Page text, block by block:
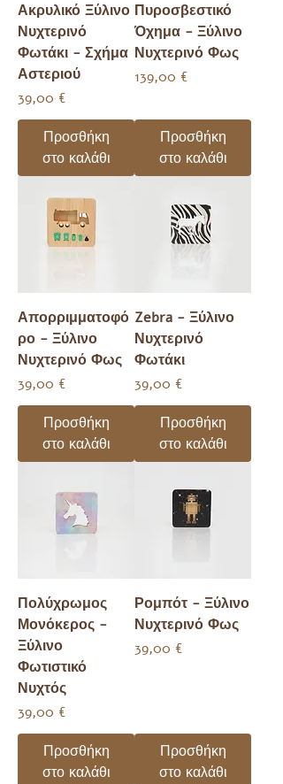
Ακρυλικό Ξύλινο
Νυχτερινό
Φωτάκι - Σχήμα
Αστεριού
Τιμή
39,00 €
Προσθήκη
στο καλάθι
Πυροσβεστικό
Όχημα - Ξύλινο
Νυχτερινό Φως
Τιμή
139,00 €
Προσθήκη
στο καλάθι
Απορριμματοφό
ρο - Ξύλινο
Νυχτερινό Φως
Τιμή
39,00 €
Προσθήκη
στο καλάθι
Zebra - Ξύλινο
Νυχτερινό
Φωτάκι
Τιμή
39,00 €
Προσθήκη
στο καλάθι
Πολύχρωμος
Μονόκερος -
Ξύλινο
Φωτιστικό
Νυχτός
Τιμή
39,00 €
Προσθήκη
στο καλάθι
Ρομπότ - Ξύλινο
Νυχτερινό Φως
Τιμή
39,00 €
Προσθήκη
στο καλάθι